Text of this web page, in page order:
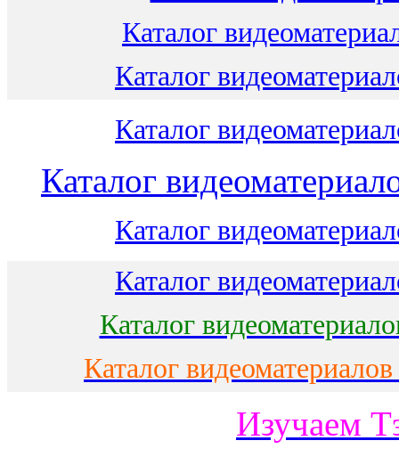
Каталог
Каталог
Каталог
Каталог
Каталог
Каталог
Каталог
Каталог
Изучаем